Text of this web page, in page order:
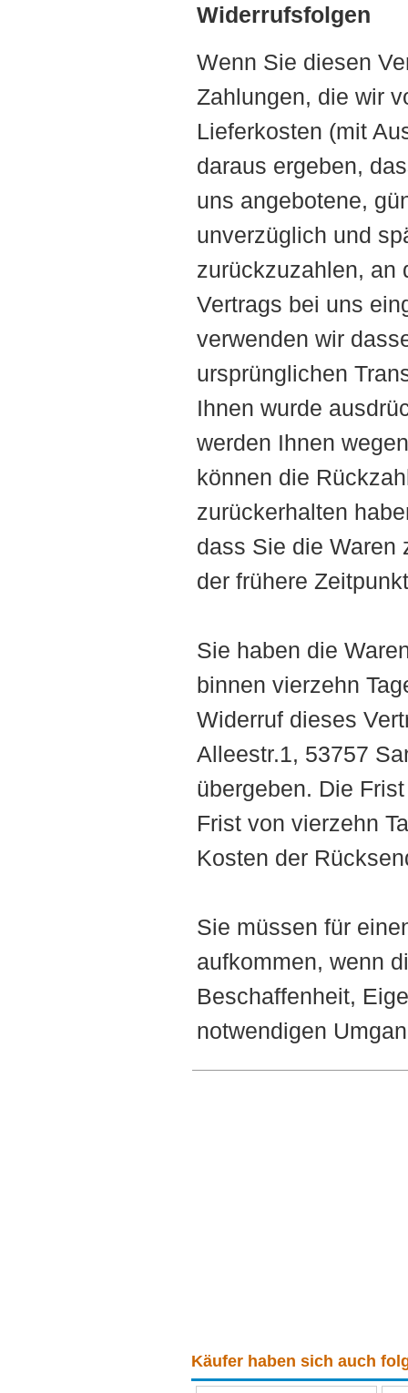
Widerrufsfolgen
Wenn Sie diesen
Zahlungen, die wir
Lieferkosten (mit
daraus ergeben,
uns angebotene,
unverzüglich und
zurückzuzahlen, an
Vertrags bei uns
verwenden wir
ursprünglichen
Ihnen wurde
werden Ihnen
können die
zurückerhalten
dass Sie die Waren
der frühere
Sie haben die
binnen vierzehn
Widerruf dieses
Alleestr.1, 53757
übergeben. Die
Frist von vierzehn
Kosten der
Sie müssen für
aufkommen, wenn
Beschaffenheit,
notwendigen
Käufer haben sich auch